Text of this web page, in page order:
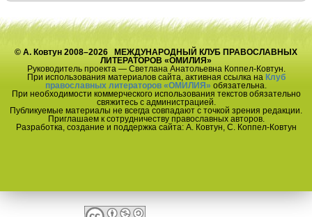
© А. Ковтун 2008–2026 МЕЖДУНАРОДНЫЙ КЛУБ ПРАВОСЛАВНЫХ
ЛИТЕРАТОРОВ «ОМИЛИЯ»
Руководитель проекта — Светлана Анатольевна Коппел-Ковтун.
При использования материалов сайта, активная ссылка на Клуб
православных литераторов «ОМИЛИЯ» обязательна.
При необходимости коммерческого использования текстов обязательно
свяжитесь с администрацией.
Публикуемые материалы не всегда совпадают с точкой зрения редакции.
Приглашаем к сотрудничеству православных авторов.
Разработка, создание и поддержка сайта: А. Ковтун, С. Коппел-Ковтун